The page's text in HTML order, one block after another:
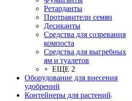
Ретарданты
Протравители семян
Десиканты
Средства для созревания
компоста
Средства для выгребных
ям и туалетов
+ ЕЩЕ 2
Оборудование для внесения
удобрений
Контейнеры для растений